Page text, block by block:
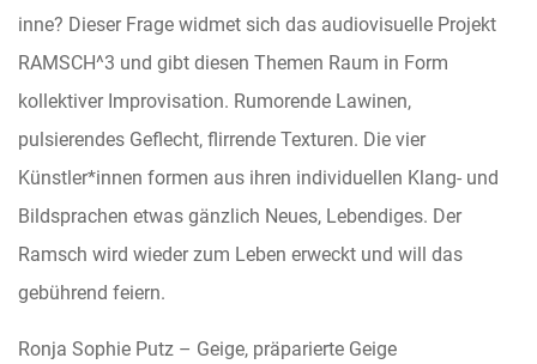
inne? Dieser Frage widmet sich das audiovisuelle Projekt
RAMSCH^3 und gibt diesen Themen Raum in Form
kollektiver Improvisation. Rumorende Lawinen,
pulsierendes Geflecht, flirrende Texturen. Die vier
Künstler*innen formen aus ihren individuellen Klang- und
Bildsprachen etwas gänzlich Neues, Lebendiges. Der
Ramsch wird wieder zum Leben erweckt und will das
gebührend feiern.
Ronja Sophie Putz – Geige, präparierte Geige